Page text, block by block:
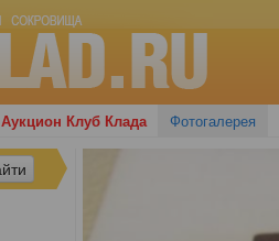
Аукцион Клуб Клада Фотогалерея